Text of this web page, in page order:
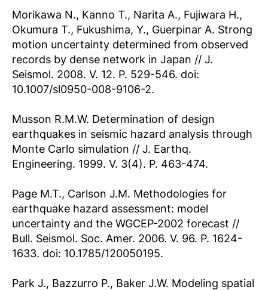
Morikawa N., Kanno T., Narita A., Fujiwara H.,
Okumura T., Fukushima, Y., Guerpinar A. Strong
motion uncertainty determined from observed
records by dense network in Japan // J.
Seismol. 2008. V. 12. P. 529-546. doi:
10.1007/sl0950-008-9106-2.
Musson R.M.W. Determination of design
earthquakes in seismic hazard analysis through
Monte Carlo simulation // J. Earthq.
Engineering. 1999. V. 3(4). P. 463-474.
Page M.T., Carlson J.M. Methodologies for
earthquake hazard assessment: model
uncertainty and the WGCEP-2002 forecast //
Bull. Seismol. Soc. Amer. 2006. V. 96. P. 1624-
1633. doi: 10.1785/120050195.
Park J., Bazzurro P., Baker J.W. Modeling spatial